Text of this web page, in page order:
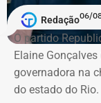
Pedido de
Na
Alana Passos
para apurar a
atribuídas a
Redação06/
O partido
Elaine
governadora na
do estado do Rio.